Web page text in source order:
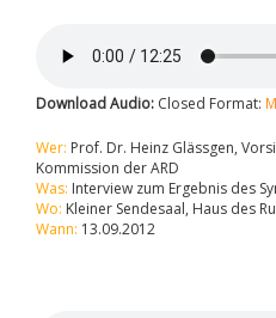
Download Audio: Closed Format:
Wer: Prof. Dr. Heinz Glässgen,
Kommission der ARD
Was: Interview zum Ergebnis des
Wo: Kleiner Sendesaal, Haus des
Wann: 13.09.2012